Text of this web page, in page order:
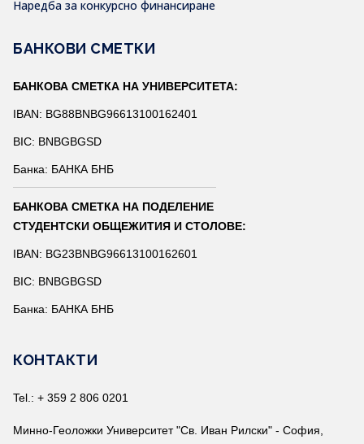
Наредба за конкурсно финансиране
БАНКОВИ СМЕТКИ
БАНКОВА СМЕТКА НА УНИВЕРСИТЕТА:
IBAN: BG88BNBG96613100162401
BIC: BNBGBGSD
Банка: БАНКА БНБ
БАНКОВА СМЕТКА НА ПОДЕЛЕНИЕ
СТУДЕНТСКИ ОБЩЕЖИТИЯ И СТОЛОВЕ:
IBAN: BG23BNBG96613100162601
BIC: BNBGBGSD
Банка: БАНКА БНБ
КОНТАКТИ
Tel.: + 359 2 806 0201
Минно-Геоложки Университет "Св. Иван Рилски" - София,